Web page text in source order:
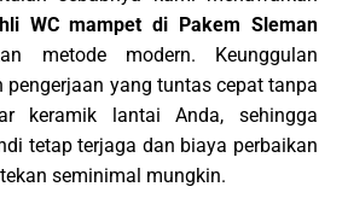
WC mampet di Pakem Sleman
metode modern. Keunggulan
yang tuntas cepat tanpa
keramik lantai Anda, sehingga
tetap terjaga dan biaya perbaikan
seminimal mungkin.